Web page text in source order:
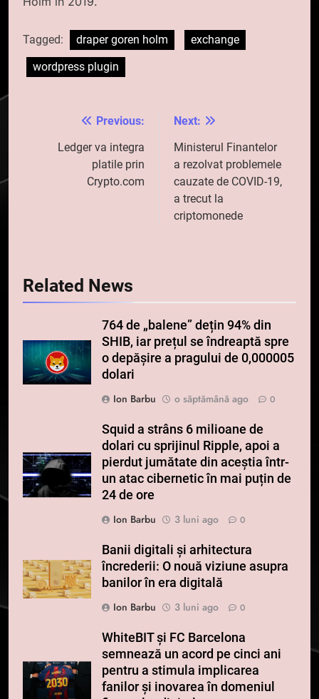
Tagged: draper goren holm
exchange
wordpress plugin
Navigare
articole
Previous:
Ledger va integra
platile prin
Crypto.com
Next:
Ministerul Finantelor
a rezolvat problemele
cauzate de COVID-19,
a trecut la
criptomonede
Related News
764 de „balene” dețin 94% din
SHIB, iar prețul se îndreaptă spre
o depășire a pragului de 0,000005
dolari
Ion Barbu
o săptămână ago 0
Squid a strâns 6 milioane de
dolari cu sprijinul Ripple, apoi a
pierdut jumătate din aceștia într-
un atac cibernetic în mai puțin de
24 de ore
Ion Barbu
3 luni ago 0
Banii digitali și arhitectura
încrederii: O nouă viziune asupra
banilor în era digitală
Ion Barbu
3 luni ago 0
WhiteBIT și FC Barcelona
semnează un acord pe cinci ani
pentru a stimula implicarea
fanilor și inovarea în domeniul